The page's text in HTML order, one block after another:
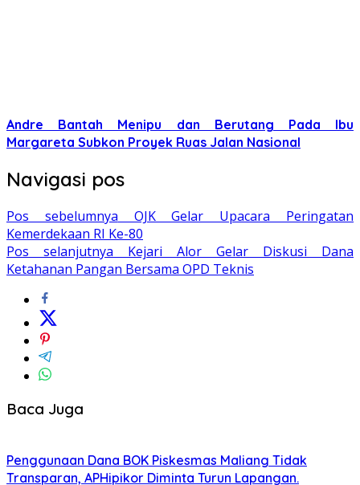
Andre Bantah Menipu dan Berutang Pada Ibu
Margareta Subkon Proyek Ruas Jalan Nasional
Navigasi pos
Pos sebelumnya OJK Gelar Upacara Peringatan
Kemerdekaan RI Ke-80
Pos selanjutnya Kejari Alor Gelar Diskusi Dana
Ketahanan Pangan Bersama OPD Teknis
Baca Juga
Penggunaan Dana BOK Piskesmas Maliang Tidak
Transparan, APHipikor Diminta Turun Lapangan.